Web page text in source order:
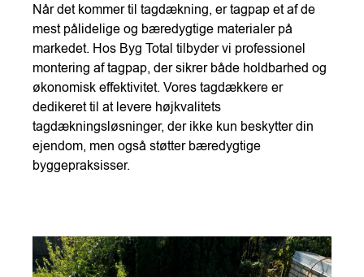
Når det kommer til tagdækning, er tagpap et af de
mest pålidelige og bæredygtige materialer på
markedet. Hos Byg Total tilbyder vi professionel
montering af tagpap, der sikrer både holdbarhed og
økonomisk effektivitet. Vores tagdækkere er
dedikeret til at levere højkvalitets
tagdækningsløsninger, der ikke kun beskytter din
ejendom, men også støtter bæredygtige
byggepraksisser.